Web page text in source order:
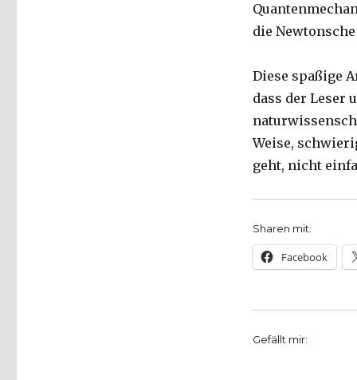
die
Diese spaßige
dass der Leser
Weise,
geht, nicht
Sharen mit:
Facebook
Gefällt mir: